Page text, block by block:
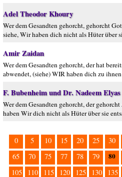
Adel Theodor Khoury
Wer dem Gesandten gehorcht, gehorcht
siehe, Wir haben dich nicht als Hüter über
Amir Zaidan
Wer dem Gesandten gehorcht, der hat
abwendet, (siehe) WIR haben dich zu
F. Bubenheim und Dr. Nadeem Elyas
Wer dem Gesandten gehorcht, der
haben Wir dich nicht als Hüter über sie
0 5 10 15 20 25 30
65
70 75 77 78 79 80
105
110 115 120 125 130 135